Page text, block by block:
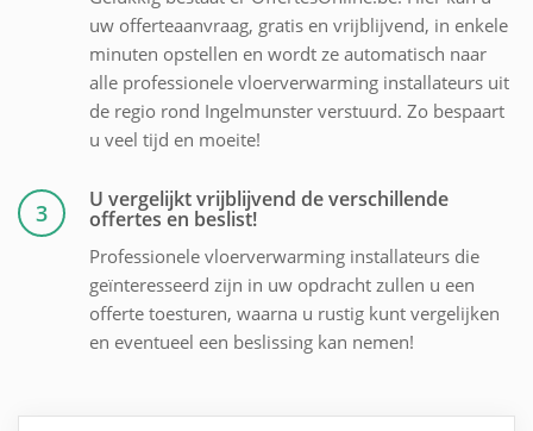
uw offerteaanvraag, gratis en vrijblijvend, in enkele
minuten opstellen en wordt ze automatisch naar
alle professionele vloerverwarming installateurs uit
de regio rond Ingelmunster verstuurd. Zo bespaart
u veel tijd en moeite!
3 U vergelijkt vrijblijvend de verschillende
offertes en beslist!
Professionele vloerverwarming installateurs die
geïnteresseerd zijn in uw opdracht zullen u een
offerte toesturen, waarna u rustig kunt vergelijken
en eventueel een beslissing kan nemen!